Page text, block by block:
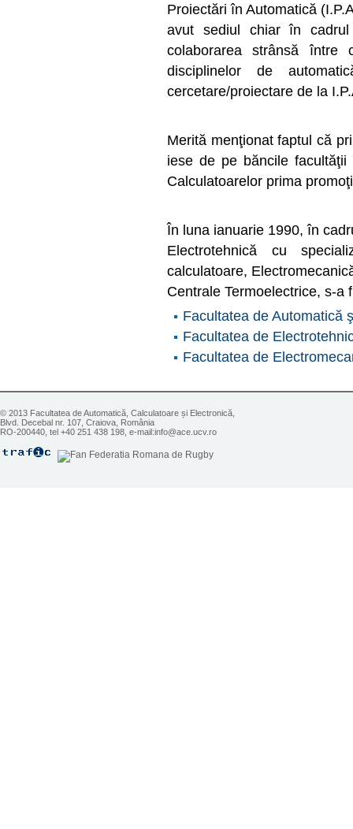
Proiectări în Automatică
avut sediul chiar în
colaborarea strânsă între
disciplinelor de
cercetare/proiectare de la
Merită menţionat faptul că
iese de pe băncile
Calculatoarelor prima
În luna ianuarie 1990, în
Electrotehnică cu
calculatoare,
Centrale Termoelectrice, s-a
Facultatea de Automatică
Facultatea de
Facultatea de
© 2013 Facultatea de Automatică, Calculatoare și Electronică,
Blvd. Decebal nr. 107, Craiova, România
RO-200440, tel +40 251 438 198, e-mail:info@ace.ucv.ro